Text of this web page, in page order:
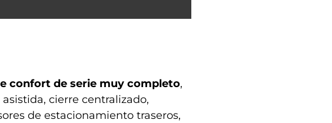
confort de serie muy completo,
cierre centralizado,
de estacionamiento traseros,